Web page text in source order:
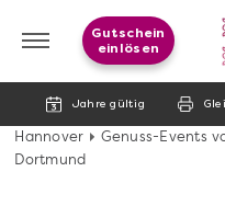
Jahre gültig
Gutschein
einlösen
Hannover Genuss-Events
Dortmund